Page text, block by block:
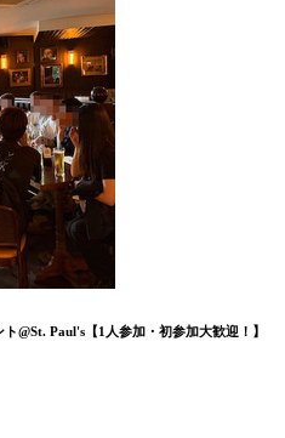
@St. Paul's【1人参加・初参加大歓迎！】